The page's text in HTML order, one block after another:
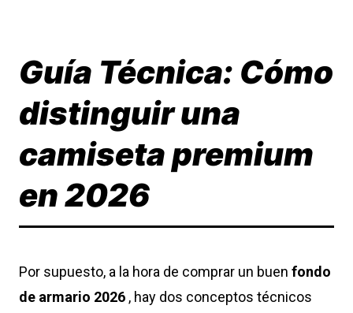
Guía Técnica: Cómo
distinguir una
camiseta premium
en 2026
Por supuesto, a la hora de comprar un buen fondo
de armario 2026 , hay dos conceptos técnicos